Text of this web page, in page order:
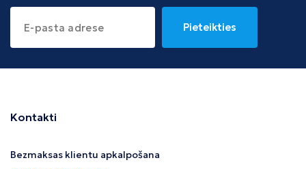
Pieteikties
Kontakti
Bezmaksas klientu apkalpošana